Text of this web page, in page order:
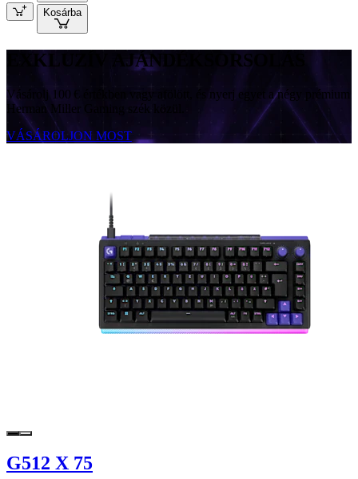
Kosárba
EXKLUZÍV AJÁNDÉKSORSOLÁS
Vásárolj 100 € értékben vagy afölött, és nyerj egyet a négy prémium
Herman Miller Gaming szék közül.
VÁSÁROLJON MOST
G512 X 75